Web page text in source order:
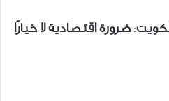
ضرورة اقتصادية لا خيارًا